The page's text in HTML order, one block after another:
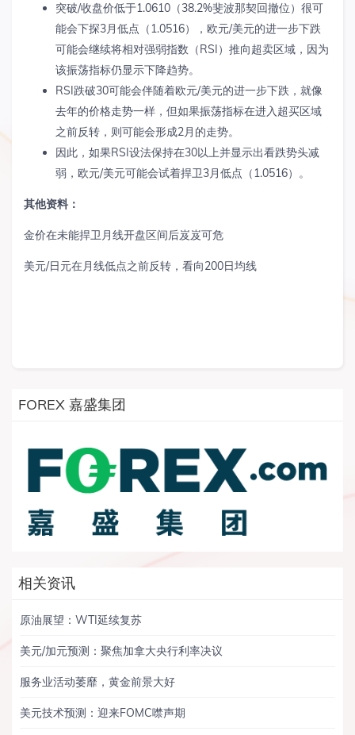
突破/收盘价低于1.0610 （38.2%斐波那契回撤位）很可
能会下探3月低点（1.0516），欧元/美元的进一步下跌
可能会继续将相对强弱指数（ RSI ）推向超卖区域，因为
该振荡指标仍显示下降趋势。
RSI 跌破30可能会伴随着欧元/美元的进一步下跌，就像
去年的价格走势一样，但如果振荡指标在进入超买区域
之前反转，则可能会形成2月的走势。
因此，如果RSI 设法保持在30以上并显示出看跌势头减
弱，欧元/美元可能会试着捍卫3月低点（1.0516）。
其他资料：
金价在未能捍卫月线开盘区间后岌岌可危
美元/日元在月线低点之前反转，看向200日均线
FOREX 嘉盛集团
相关资讯
原油展望：WTI延续复苏
美元/加元预测：聚焦加拿大央行利率决议
服务业活动萎靡，黄金前景大好
美元技术预测：迎来FOMC噤声期